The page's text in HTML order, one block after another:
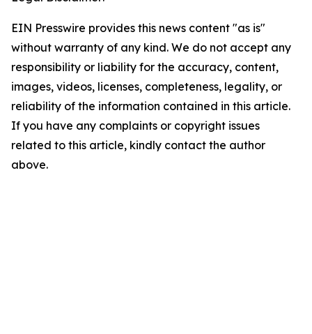
EIN Presswire provides this news content "as is"
without warranty of any kind. We do not accept any
responsibility or liability for the accuracy, content,
images, videos, licenses, completeness, legality, or
reliability of the information contained in this article.
If you have any complaints or copyright issues
related to this article, kindly contact the author
above.